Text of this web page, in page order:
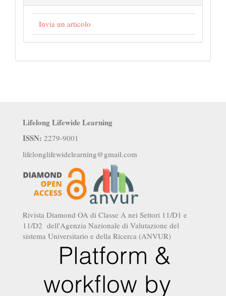
Invia un articolo
Lifelong Lifewide Learning
ISSN: 2279-9001
lifelonglifewidelearning@gmail.com
Rivista Diamond OA di Classe A nei Settori 11/D1 e
11/D2 dell'Agenzia Nazionale di Valutazione del
sistema Universitario e della Ricerca (ANVUR)